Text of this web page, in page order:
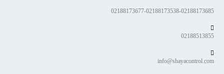
02188173677-02188173538-02188173685
02188513855
info@shayacontrol.com